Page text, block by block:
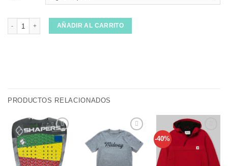
Pantalón Corto Edmmond Studios Plain Taupe cantidad
AÑADIR AL CARRITO
PRODUCTOS RELACIONADOS
Añadir
a tu
lista de
deseos
Añadir
a tu
lista de
-40%
Añadir
a tu
lista de